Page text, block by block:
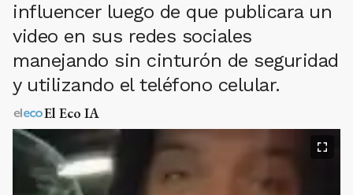
influencer luego de que publicara un
video en sus redes sociales
manejando sin cinturón de seguridad
y utilizando el teléfono celular.
El Eco IA